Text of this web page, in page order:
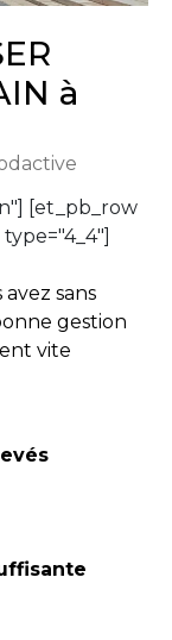
à
[et_pb_row
sans
gestion
vite